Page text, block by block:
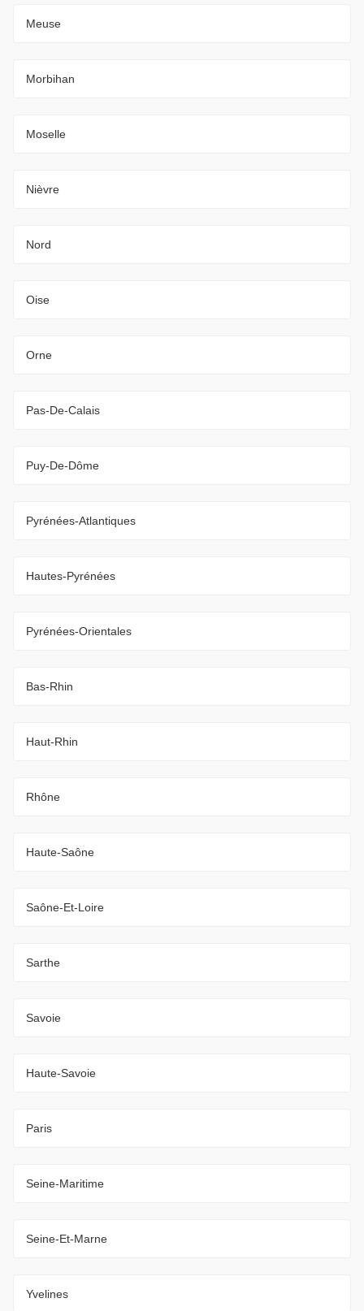
Meuse
Morbihan
Moselle
Nièvre
Nord
Oise
Orne
Pas-De-Calais
Puy-De-Dôme
Pyrénées-Atlantiques
Hautes-Pyrénées
Pyrénées-Orientales
Bas-Rhin
Haut-Rhin
Rhône
Haute-Saône
Saône-Et-Loire
Sarthe
Savoie
Haute-Savoie
Paris
Seine-Maritime
Seine-Et-Marne
Yvelines